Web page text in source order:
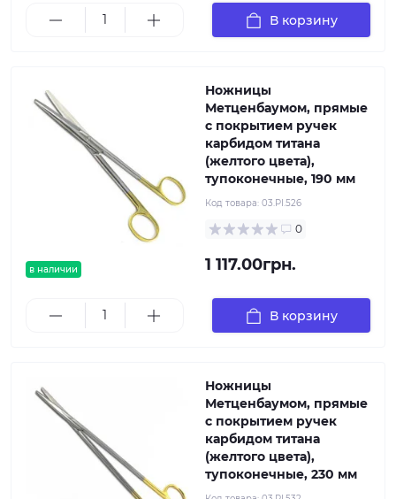
В корзину
в наличии
Ножницы
Метценбаумом, прямые
с покрытием ручек
карбидом титана
(желтого цвета),
тупоконечные, 190 мм
Код товара: 03.PI.526
0
1 117.00грн.
В корзину
Ножницы
Метценбаумом, прямые
с покрытием ручек
карбидом титана
(желтого цвета),
тупоконечные, 230 мм